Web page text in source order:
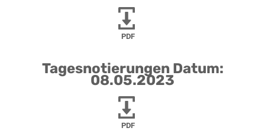
PDF
Tagesnotierungen Datum:
08.05.2023
PDF